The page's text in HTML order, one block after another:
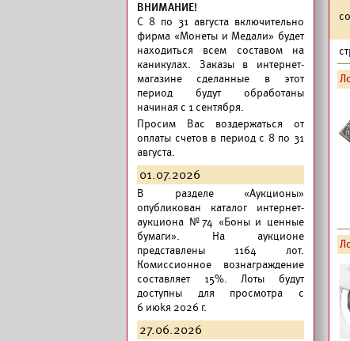
ВНИМАНИЕ!
C 8 по 31 августа включительно
фирма «Монеты и Медали» будет
находиться всем составом на
каникулах. Заказы в интернет-
магазине сделанные в этот
период будут обработаны
начиная с 1 сентября.
Просим Вас воздержаться от
оплаты счетов в период с 8 по 31
августа.
01.07.2026
В разделе «Аукционы»
опубликован каталог интернет-
аукциона №74 «Боны и ценные
бумаги». На аукционе
представлены 1164 лот.
Комиссионное вознаграждение
составляет 15%. Лоты будут
доступны для просмотра с
6 июkя 2026 г.
27.06.2026